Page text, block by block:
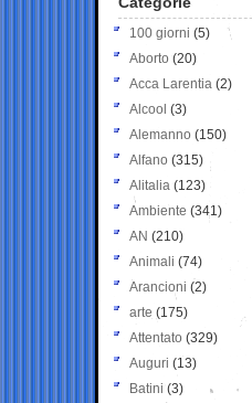
100 giorni (5)
Aborto (20)
Acca Larentia (2)
Alcool (3)
Alemanno (150)
Alfano (315)
Alitalia (123)
Ambiente (341)
AN (210)
Animali (74)
Arancioni (2)
arte (175)
Attentato (329)
Auguri (13)
Batini (3)